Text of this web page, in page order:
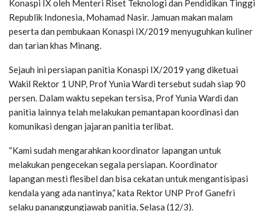
Konaspi IX oleh Menteri Riset Teknologi dan Pendidikan Tinggi
Republik Indonesia, Mohamad Nasir. Jamuan makan malam
peserta dan pembukaan Konaspi IX/2019 menyuguhkan kuliner
dan tarian khas Minang.
Sejauh ini persiapan panitia Konaspi IX/2019 yang diketuai
Wakil Rektor 1 UNP, Prof Yunia Wardi tersebut sudah siap 90
persen. Dalam waktu sepekan tersisa, Prof Yunia Wardi dan
panitia lainnya telah melakukan pemantapan koordinasi dan
komunikasi dengan jajaran panitia terlibat.
“Kami sudah mengarahkan koordinator lapangan untuk
melakukan pengecekan segala persiapan. Koordinator
lapangan mesti flesibel dan bisa cekatan untuk mengantisipasi
kendala yang ada nantinya,” kata Rektor UNP Prof Ganefri
selaku pananggungjawab panitia, Selasa (12/3).